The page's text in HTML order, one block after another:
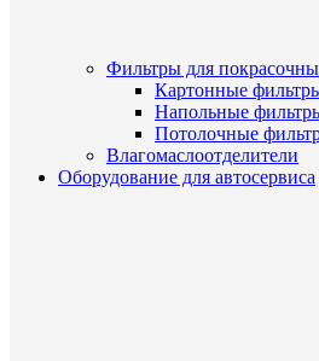
Фильтры для
Картонные
Напольные
Потолочные
Влагомаслоотделители
Оборудование для автосервиса